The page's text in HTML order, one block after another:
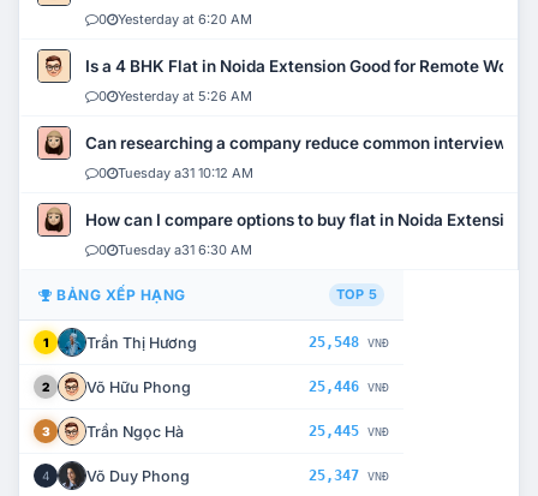
0 Yesterday at 6:20 AM
Is a 4 BHK Flat in Noida Extension Good for Remote Work?
0 Yesterday at 5:26 AM
Can researching a company reduce common interview
0 Tuesday a31 10:12 AM
How can I compare options to buy flat in Noida Extension?
0 Tuesday a31 6:30 AM
BẢNG XẾP HẠNG TOP 5
1 Trần Thị Hương 25,548 VNĐ
2 Võ Hữu Phong 25,446 VNĐ
3 Trần Ngọc Hà 25,445 VNĐ
4 Võ Duy Phong 25,347 VNĐ